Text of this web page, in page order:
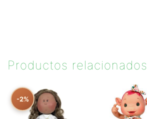
Productos relacionados
-2%